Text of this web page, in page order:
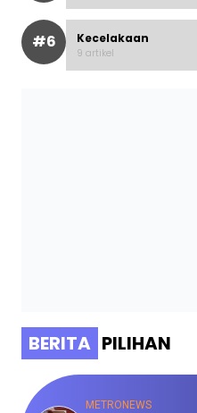
#6 Kecelakaan
9 artikel
BERITA PILIHAN
METRONEWS